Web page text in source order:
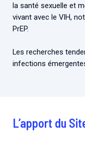
la santé sexuelle et
vivant avec le VIH,
PrEP.
Les recherches
infections
L’apport du